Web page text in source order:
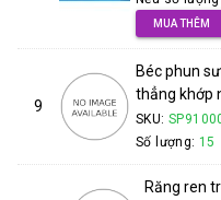
MUA THÊM
9
Béc phun
thẳng khớp
SKU:
Số lượng: 15
Răng ren